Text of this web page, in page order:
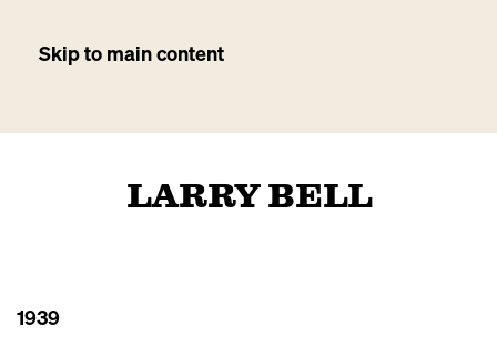
Skip to main content
LARRY BELL
1939